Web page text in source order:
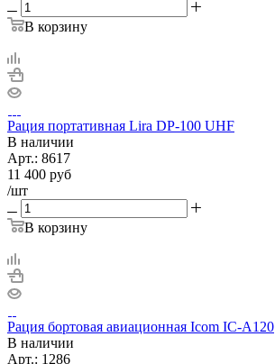
В корзину
Рация портативная Lira DP-100 UHF
В наличии
Арт.: 8617
11 400 руб
/шт
В корзину
Рация бортовая авиационная Icom IC-A120
В наличии
Арт.: 1286